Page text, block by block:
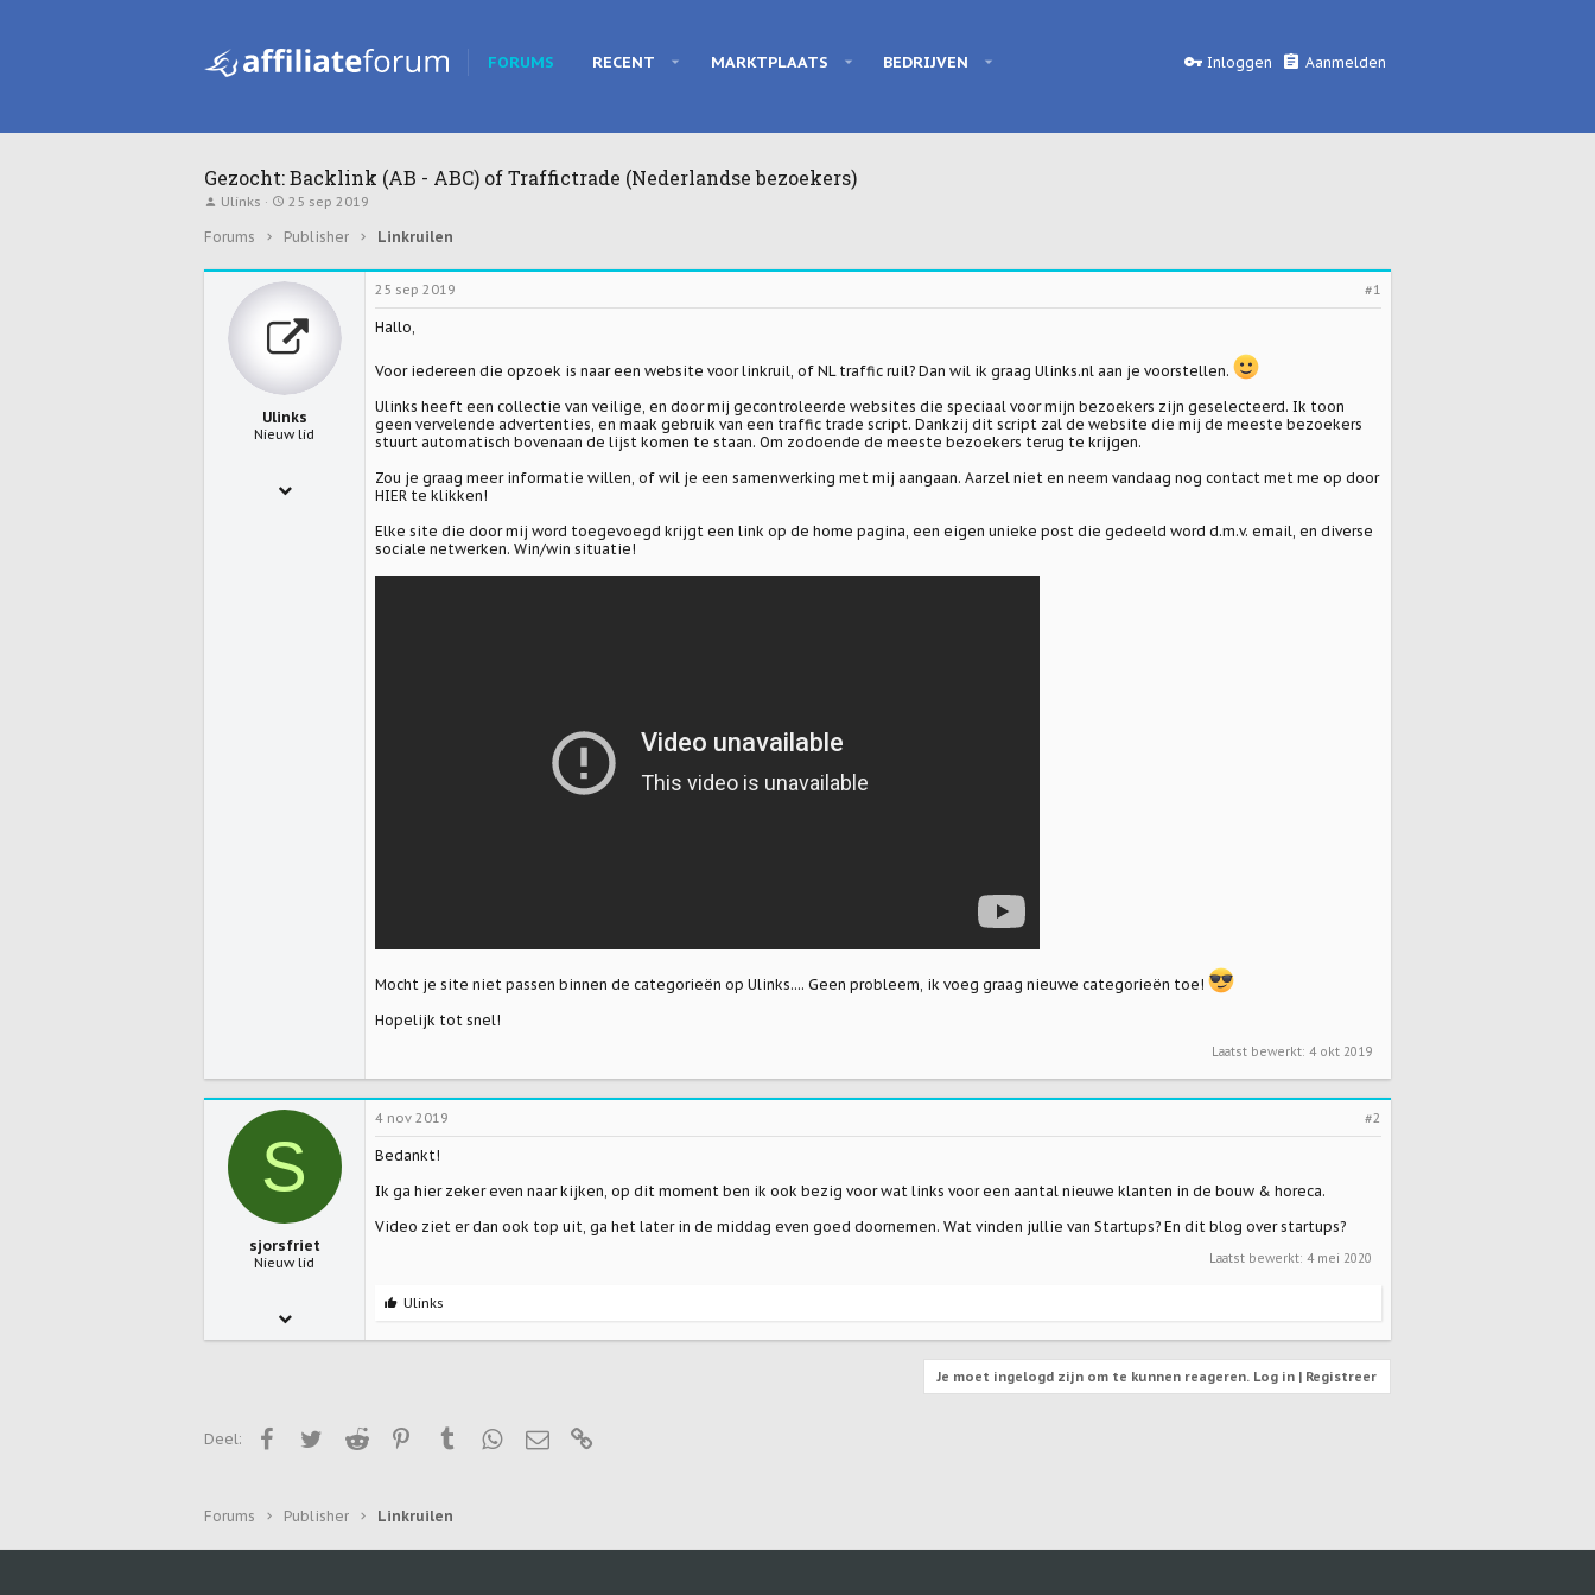
FORUMS RECENT MARKTPLAATS BEDRIJVEN Inloggen Aanmelden
Gezocht: Backlink (AB - ABC) of Traffictrade (Nederlandse bezoekers)
T
p
c
Ulinks
S
a
t
d
t
u
m
25 sep 2019
Forums Publisher Linkruilen
Ulinks
Nieuw lid
25 sep 2019 #1
Hallo,
Voor iedereen die opzoek is naar een website voor linkruil, of NL traffic ruil? Dan wil ik graag Ulinks.nl aan je voorstellen.
Ulinks heeft een collectie van veilige, en door mij gecontroleerde websites die speciaal voor mijn bezoekers zijn geselecteerd. Ik toon
geen vervelende advertenties, en maak gebruik van een traffic trade script. Dankzij dit script zal de website die mij de meeste bezoekers
stuurt automatisch bovenaan de lijst komen te staan. Om zodoende de meeste bezoekers terug te krijgen.
Zou je graag meer informatie willen, of wil je een samenwerking met mij aangaan. Aarzel niet en neem vandaag nog contact met me op door
HIER te klikken!
Elke site die door mij word toegevoegd krijgt een link op de home pagina, een eigen unieke post die gedeeld word d.m.v. email, en diverse
sociale netwerken. Win/win situatie!
Mocht je site niet passen binnen de categorieën op Ulinks.... Geen probleem, ik voeg graag nieuwe categorieën toe!
Hopelijk tot snel!
Laatst bewerkt: 4 okt 2019
S
sjorsfriet
Nieuw lid
1
4 nov 2019 #2
Bedankt!
Ik ga hier zeker even naar kijken, op dit moment ben ik ook bezig voor wat links voor een aantal nieuwe klanten in de bouw & horeca.
Video ziet er dan ook top uit, ga het later in de middag even goed doornemen. Wat vinden jullie van Startups? En dit blog over startups?
Laatst bewerkt: 4 mei 2020
L
n
Ulinks
Je moet ingelogd zijn om te kunnen reageren. Log in | Registreer
Deel: FacebookTwitterReddit PinterestTumblrWhatsApp
E-mail
Forums Publisher Linkruilen